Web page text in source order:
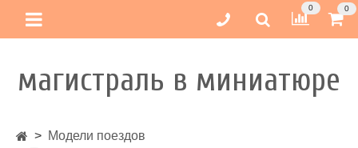
0 0
магистраль в миниатюре
Модели поездов